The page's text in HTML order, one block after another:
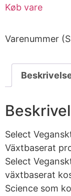
Køb vare
Varenummer
Select
Växtbaserat
Select
växtbaserat
Science som